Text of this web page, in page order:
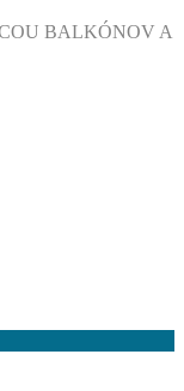
BALKÓNOV A